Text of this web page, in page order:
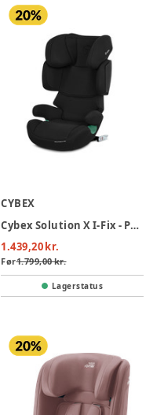
CYBEX
Cybex Solution X I-Fix - Pure Black
1.439,20 kr.
Før1.799,00 kr.
Lagerstatus